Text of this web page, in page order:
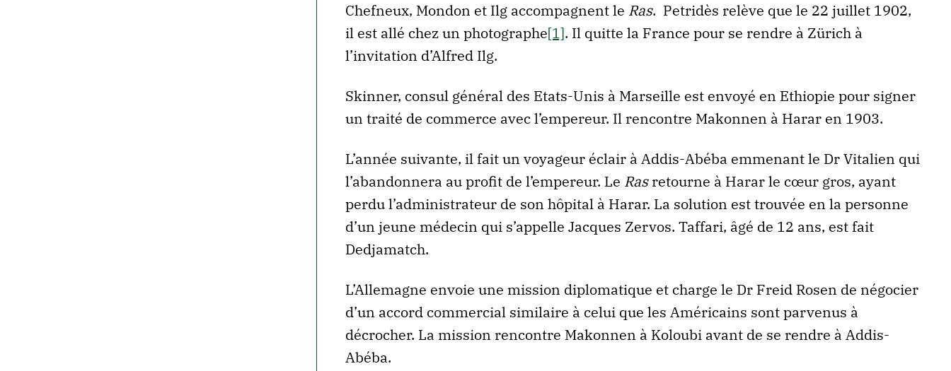
Chefneux, Mondon et Ilg accompagnent le Ras. Petridès relève que le 22 juillet 1902,
il est allé chez un photographe[1]. Il quitte la France pour se rendre à Zürich à
l’invitation d’Alfred Ilg.
Skinner, consul général des Etats-Unis à Marseille est envoyé en Ethiopie pour signer
un traité de commerce avec l’empereur. Il rencontre Makonnen à Harar en 1903.
L’année suivante, il fait un voyageur éclair à Addis-Abéba emmenant le Dr Vitalien qui
l’abandonnera au profit de l’empereur. Le Rasretourne à Harar le cœur gros, ayant
perdu l’administrateur de son hôpital à Harar. La solution est trouvée en la personne
d’un jeune médecin qui s’appelle Jacques Zervos. Taffari, âgé de 12 ans, est fait
Dedjamatch.
L’Allemagne envoie une mission diplomatique et charge le Dr Freid Rosen de négocier
d’un accord commercial similaire à celui que les Américains sont parvenus à
décrocher. La mission rencontre Makonnen à Koloubi avant de se rendre à Addis-
Abéba.